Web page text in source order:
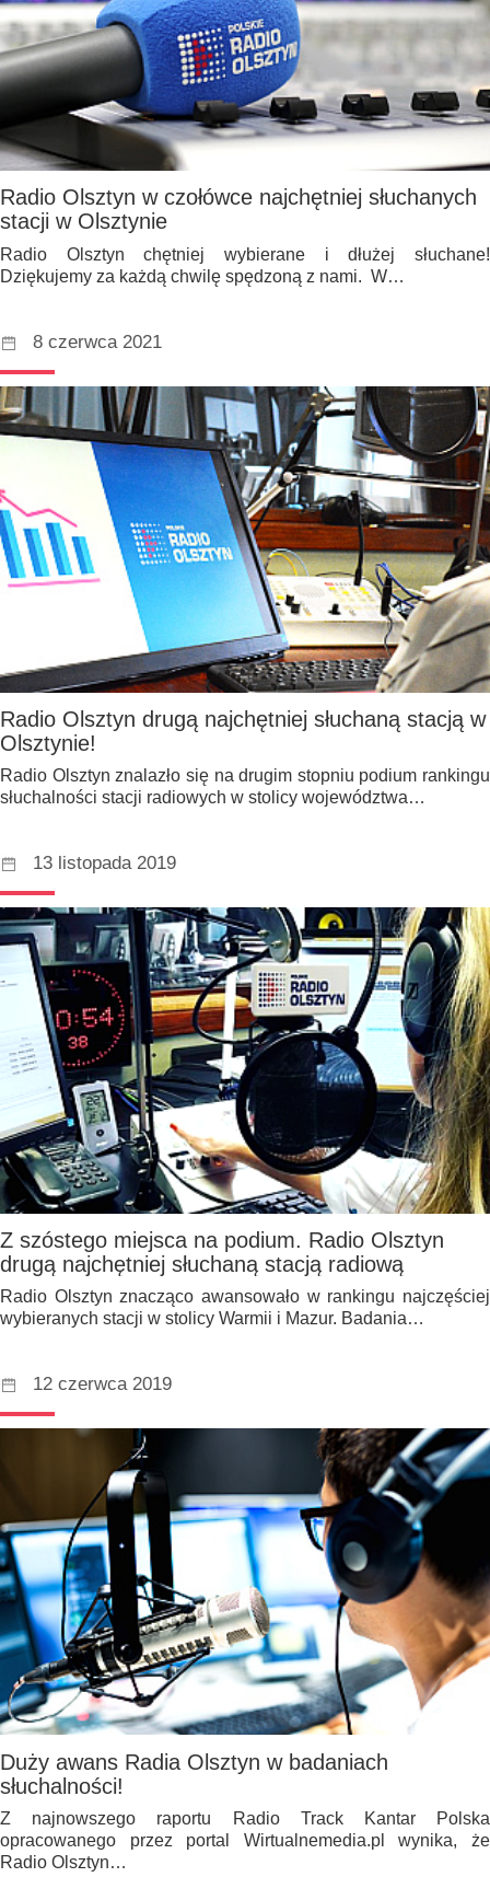
Radio Olsztyn w czołówce najchętniej słuchanych
stacji w Olsztynie
Radio Olsztyn chętniej wybierane i dłużej słuchane!
Dziękujemy za każdą chwilę spędzoną z nami. W…
8 czerwca 2021
Radio Olsztyn drugą najchętniej słuchaną stacją w
Olsztynie!
Radio Olsztyn znalazło się na drugim stopniu podium rankingu
słuchalności stacji radiowych w stolicy województwa…
13 listopada 2019
Z szóstego miejsca na podium. Radio Olsztyn
drugą najchętniej słuchaną stacją radiową
Radio Olsztyn znacząco awansowało w rankingu najczęściej
wybieranych stacji w stolicy Warmii i Mazur. Badania…
12 czerwca 2019
Duży awans Radia Olsztyn w badaniach
słuchalności!
Z najnowszego raportu Radio Track Kantar Polska
opracowanego przez portal Wirtualnemedia.pl wynika, że
Radio Olsztyn…